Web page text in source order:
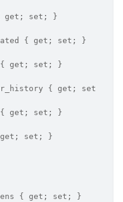
get; set; }
{ get; set; }
get; set; }
{ get; set; }
get; set; }
set; }
{ get; set; }